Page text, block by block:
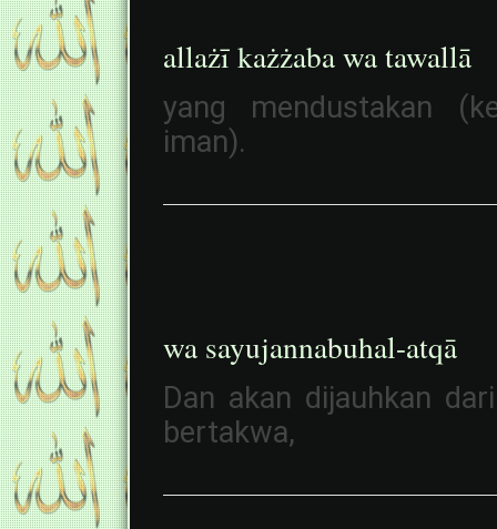
allażī każżaba wa tawallā
yang mendustakan
iman).
wa sayujannabuhal-atqā
Dan akan dijauhkan
bertakwa,